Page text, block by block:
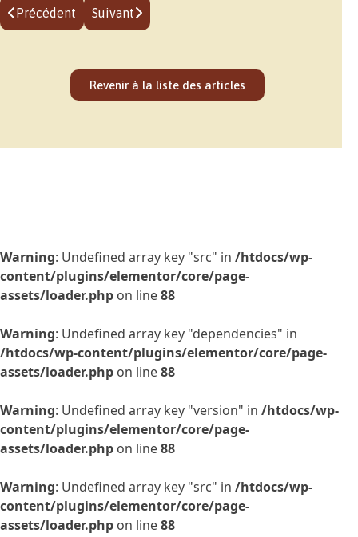
Précédent Suivant
Revenir à la liste des articles
Warning: Undefined array key "src" in /htdocs/wp-
content/plugins/elementor/core/page-
assets/loader.php on line88
Warning: Undefined array key "dependencies" in
/htdocs/wp-content/plugins/elementor/core/page-
assets/loader.php on line88
Warning: Undefined array key "version" in /htdocs/wp-
content/plugins/elementor/core/page-
assets/loader.php on line88
Warning: Undefined array key "src" in /htdocs/wp-
content/plugins/elementor/core/page-
assets/loader.php on line88